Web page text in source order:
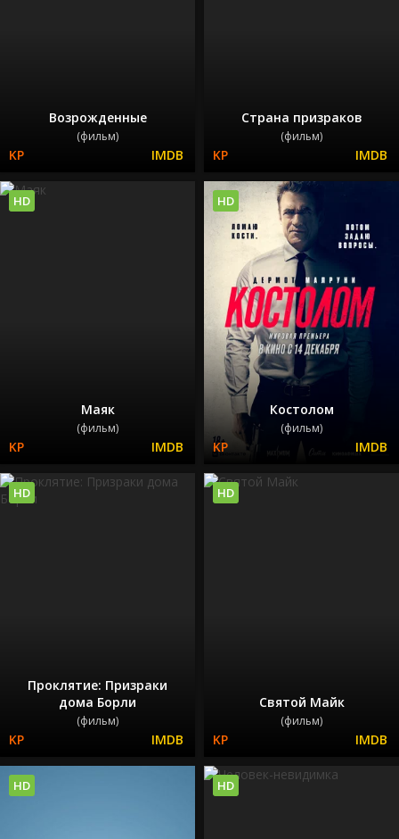
Возрожденные
(фильм)
Страна призраков
(фильм)
Маяк
(фильм)
HD
Костолом
(фильм)
HD
Проклятие: Призраки
дома Борли
(фильм)
HD
Святой Майк
(фильм)
HD
HD HD